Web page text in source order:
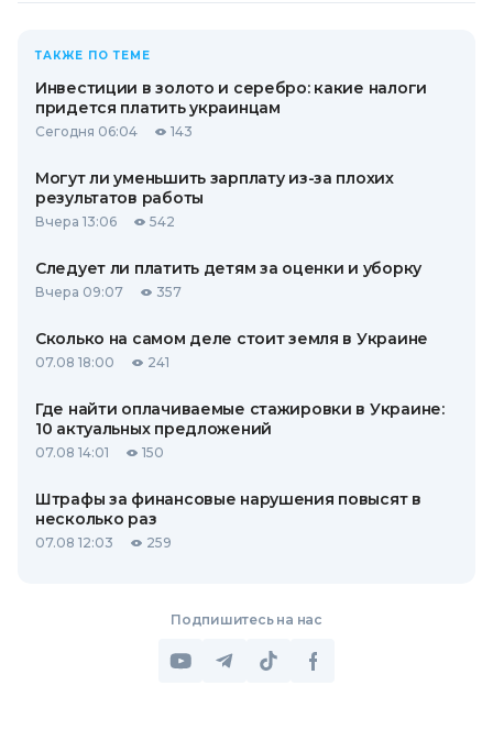
ТАКЖЕ ПО ТЕМЕ
Инвестиции в золото и серебро: какие налоги
придется платить украинцам
Сегодня 06:04 143
Могут ли уменьшить зарплату из-за плохих
результатов работы
Вчера 13:06 542
Следует ли платить детям за оценки и уборку
Вчера 09:07 357
Сколько на самом деле стоит земля в Украине
07.08 18:00 241
Где найти оплачиваемые стажировки в Украине:
10 актуальных предложений
07.08 14:01 150
Штрафы за финансовые нарушения повысят в
несколько раз
07.08 12:03 259
Подпишитесь на нас